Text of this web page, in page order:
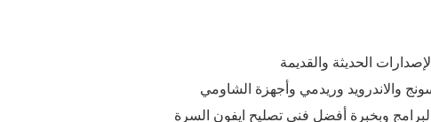
الحديثة والقديمة
والاندرويد وريدمي وأجهزة الشاومي